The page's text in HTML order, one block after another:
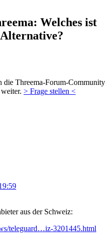
Welches ist
die Threema-Forum-Community
> Frage stellen <
aus der Schweiz:
teleguard…iz-3201445.html